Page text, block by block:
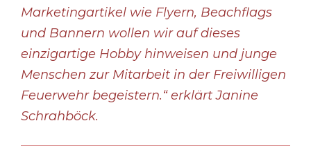
Marketingartikel wie Flyern, Beachflags
und Bannern wollen wir auf dieses
einzigartige Hobby hinweisen und junge
Menschen zur Mitarbeit in der Freiwilligen
Feuerwehr begeistern.“ erklärt Janine
Schrahböck.